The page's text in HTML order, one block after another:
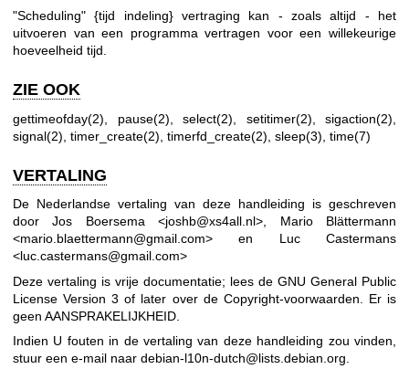
"Scheduling" {tijd indeling} vertraging kan - zoals altijd - het
uitvoeren van een programma vertragen voor een willekeurige
hoeveelheid tijd.
ZIE OOK
gettimeofday(2) pause(2) select(2) setitimer(2) sigaction(2)
signal(2) timer_create(2) timerfd_create(2) sleep(3) time(7)
VERTALING
De Nederlandse vertaling van deze handleiding is geschreven
door Jos Boersema <joshb@xs4all.nl>, Mario Blättermann
<mario.blaettermann@gmail.com> en Luc Castermans
<luc.castermans@gmail.com>
Deze vertaling is vrije documentatie; lees de GNU General Public
License Version 3 of later over de Copyright-voorwaarden. Er is
geen AANSPRAKELIJKHEID.
Indien U fouten in de vertaling van deze handleiding zou vinden,
stuur een e-mail naar debian-l10n-dutch@lists.debian.org.